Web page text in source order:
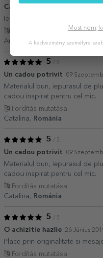
Cadoul perfect de Paste
Iepurasul e foarte simpatic si
Andra,
Románia
5 / 5
Un cadou potrivit 09
Materialul bun, iepurasul de
cadou inspirat pentru cel mic.
Fordítás mutatása
Catalina,
Románia
5 / 5
Un cadou potrivit 09
Materialul bun, iepurasul de
cadou inspirat pentru cel mic.
Fordítás mutatása
Catalina,
Románia
5 / 5
O achizitie hazlie 26 Június
Place prin originalitate si
Fordítás mutatása
Most nem,
A kedvezmény személyre